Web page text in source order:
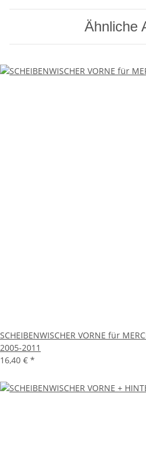
Ähnliche
SCHEIBENWISCHER VORNE für
2005-2011
16,40 € *